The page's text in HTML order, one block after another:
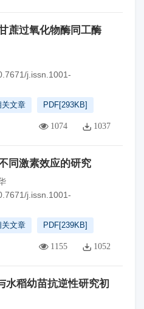
蔗过氧化物酶同工酶
j.issn.1001-
关文章 PDF[293KB]
1074 1037
同激素效应的研究
j.issn.1001-
关文章 PDF[239KB]
1155 1052
水稻幼苗抗逆性研究初